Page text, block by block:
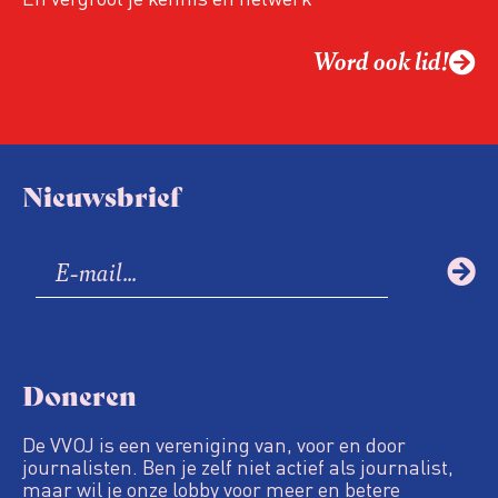
Word ook lid!
Nieuwsbrief
Doneren
De VVOJ is een vereniging van, voor en door
journalisten. Ben je zelf niet actief als journalist,
maar wil je onze lobby voor meer en betere